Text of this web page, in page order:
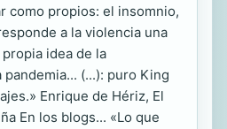
como propios: el insomnio,
a la violencia una
idea de la
(...): puro King
Enrique de Hériz, El
En los blogs... «Lo que